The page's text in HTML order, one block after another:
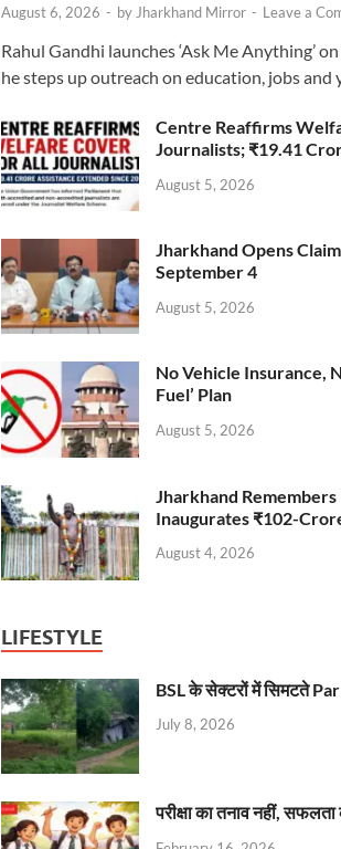
August 6, 2026 - by Jharkhand Mirror - Leave a
Rahul Gandhi launches ‘Ask Me Anything’
he steps up outreach on education, jobs and
Centre Reaffirms
Journalists; ₹19.41
August 5, 2026
Jharkhand Opens
September 4
August 5, 2026
No Vehicle Insurance,
Fuel’ Plan
August 5, 2026
Jharkhand
Inaugurates ₹102-
August 4, 2026
LIFESTYLE
BSL के सेक्टरों में सिमटते
July 8, 2026
परीक्षा का तनाव नहीं,